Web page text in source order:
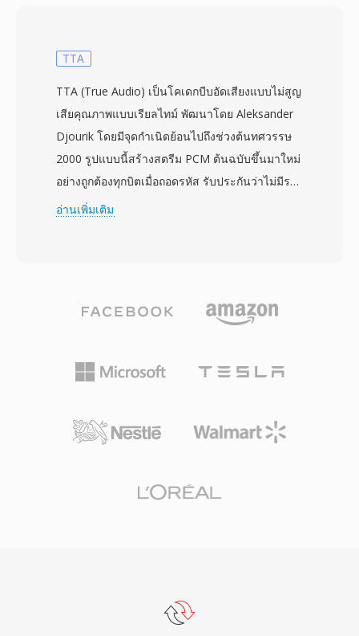
เข้ารหัสแยกกันก่อนจะถูกมัลติเพล็กซ์รวมกันเป็นรูป
โหมดสแกนแบบ interlaced และ progressive ที่
ความละเอียดตั้งแต่ระดับมาตรฐานจนถึง
1920x1080 HD โดยบิตเรตมักอยู่ในช่วง 2 ถึง 15
Mbps สำหรับเนื้อหาผู้บริโภค และสูงสุด 80 Mbps
ในแอปพลิเคชันมืออาชีพ การใช้ทั้ง intra-coded
frames และ predictive frames ให้สมดุลที่มี
ไนซ์ จึงต้องจับคู่กับไฟล์เสียงแยกต่างหากเพื่อการ
เล่นที่สมบูรณ์ ซอฟต์แวร์สร้าง DVD มักต้องการ
ทำให้รูปแบบนี้เป็นขั้นตอนกลางที่จำเป็นในขั้นตอน
สำหรับการออกอากาศ
TTA
TTA (True Audio) เป็นโคเดกบีบอัดเสียงแบบไม่สูญ
เสียคุณภาพแบบเรียลไทม์ พัฒนาโดย Aleksander
Djourik โดยมีจุดกำเนิดย้อนไปถึงช่วงต้นทศวรรษ
2000 รูปแบบนี้สร้างสตรีม PCM ต้นฉบับขึ้นมาใหม่
อย่างถูกต้องทุกบิตเมื่อถอดรหัส รับประกันว่าไม่มีราย
ละเอียดเสียงสูญหายระหว่างการจัดเก็บหรือถ่ายโอน
เป็นจุดแข็งที่โดดเด่นของ TTA — โคเดกบรรลุการ
มาก รักษาความเบาแม้บนฮาร์ดแวร์เก่า โครงสร้าง
ไฟล์รองรับแท็กเมทาดาทา ID3v1, ID3v2 และ
ไปกับเสียง การรองรับฮาร์ดแวร์ปรากฏในเครื่อง
แบบ การอ้างอิงโอเพนซอร์สเผยแพร่ภายใต้สัญญา
ให้คุณค่ากับความเรียบง่ายและการบีบอัดที่โปร่งใส
อ่านเพิ่มเติม